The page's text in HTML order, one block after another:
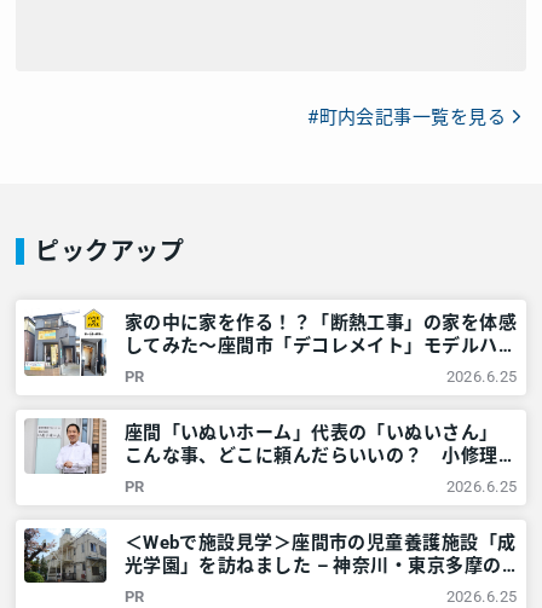
#町内会記事一覧を見る
ピックアップ
家の中に家を作る！？「断熱工事」の家を体感
してみた～座間市「デコレメイト」モデルハウ
スを取材 – 神奈川・東京多摩のご近所情報 –
レアリア
PR 2026.6.25
座間「いぬいホーム」代表の「いぬいさん」
こんな事、どこに頼んだらいいの？ 小修理か
ら大型リフォームまで、お気軽に相談を！ –
神奈川・東京多摩のご近所情報 – レアリア
PR 2026.6.25
＜Webで施設見学＞座間市の児童養護施設「成
光学園」を訪ねました – 神奈川・東京多摩の
ご近所情報 – レアリア
PR 2026.6.25